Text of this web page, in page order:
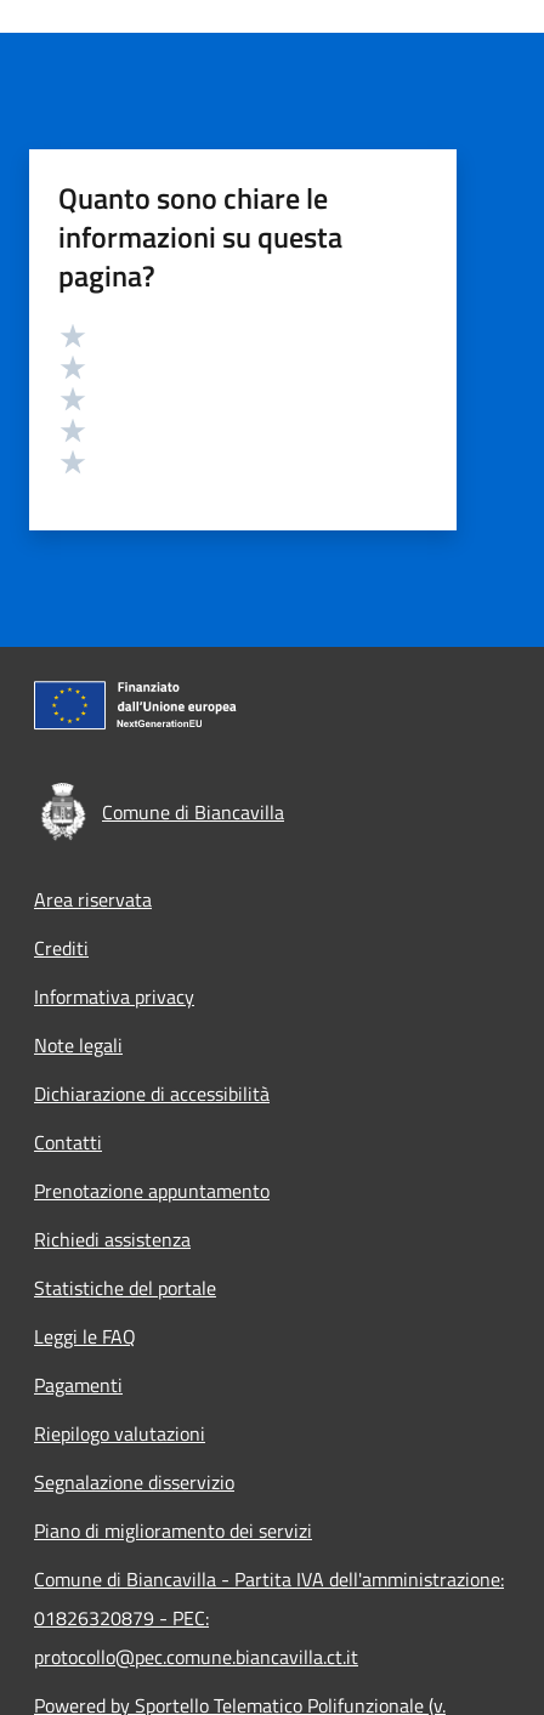
Quanto sono chiare le
informazioni su questa
pagina?
Valutazione
Comune di Biancavilla
Footer menu
Area riservata
Crediti
Informativa privacy
Note legali
Dichiarazione di accessibilità
Contatti
Prenotazione appuntamento
Richiedi assistenza
Statistiche del portale
Leggi le FAQ
Pagamenti
Riepilogo valutazioni
Segnalazione disservizio
Piano di miglioramento dei servizi
Comune di Biancavilla - Partita IVA dell'amministrazione:
01826320879 - PEC:
protocollo@pec.comune.biancavilla.ct.it
Powered by Sportello Telematico Polifunzionale (v.